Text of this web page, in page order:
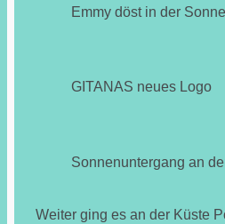
Emmy döst in der Sonne
GITANAS neues Logo
Sonnenuntergang an
Weiter ging es an der Küste